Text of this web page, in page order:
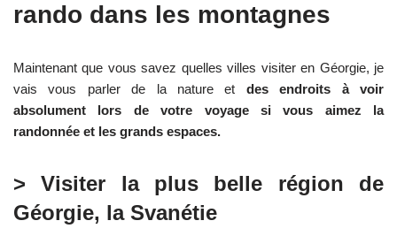
rando dans les montagnes
Maintenant que vous savez quelles villes visiter en Géorgie, je
vais vous parler de la nature et des endroits à voir
absolument lors de votre voyage si vous aimez la
randonnée et les grands espaces.
> Visiter la plus belle région de
Géorgie, la Svanétie